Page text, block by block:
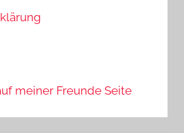
meiner Freunde Seite